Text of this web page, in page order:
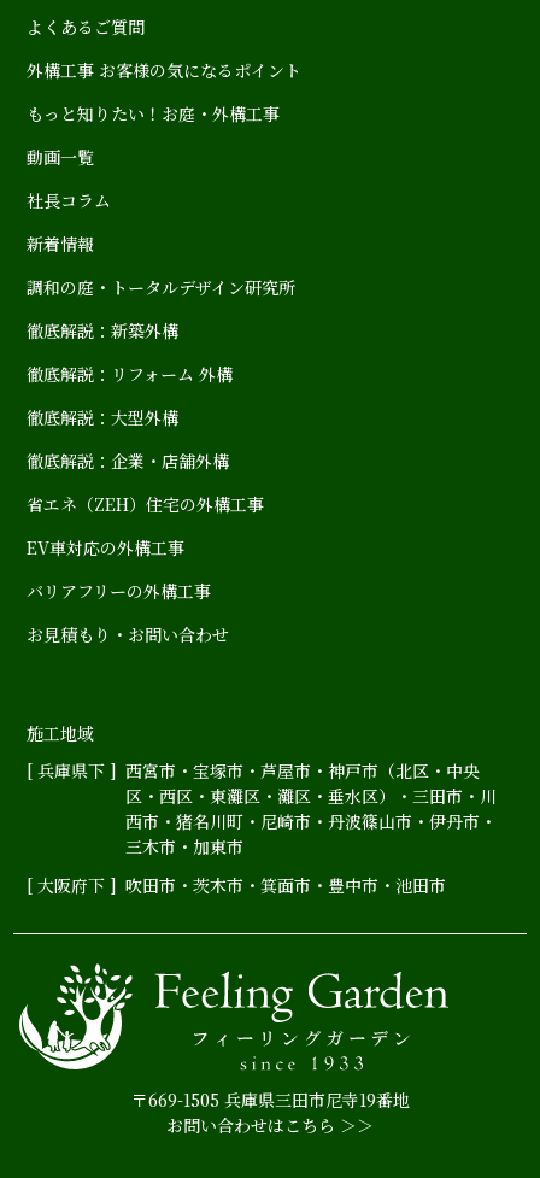
よくあるご質問
外構工事 お客様の気になるポイント
もっと知りたい！お庭・外構工事
動画一覧
社長コラム
新着情報
調和の庭・トータルデザイン研究所
徹底解説：新築外構
徹底解説：リフォーム 外構
徹底解説：大型外構
徹底解説：企業・店舗外構
省エネ（ZEH）住宅の外構工事
EV車対応の外構工事
バリアフリーの外構工事
お見積もり・お問い合わせ
施工地域
[ 兵庫県下 ] 西宮市 ・宝塚市 ・芦屋市 ・神戸市（北区 ・ 中央
区 ・西区 ・東灘区 ・灘区 ・垂水区）・三田市 ・ 川
西市 ・猪名川町 ・ 尼崎市 ・丹波篠山市 ・伊丹市 ・
三木市・加東市
[ 大阪府下 ] 吹田市 ・茨木市 ・箕面市 ・ 豊中市 ・池田市
〒669-1505 兵庫県三田市尼寺19番地
お問い合わせはこちら ＞＞